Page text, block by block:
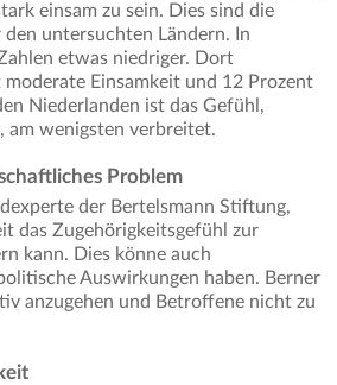
einsam zu sein. Dies sind die
untersuchten Ländern. In
etwas niedriger. Dort
Einsamkeit und 12 Prozent
Niederlanden ist das Gefühl,
am wenigsten verbreitet.
Problem
der Bertelsmann Stiftung,
das Zugehörigkeitsgefühl zur
kann. Dies könne auch
Auswirkungen haben. Berner
anzugehen und Betroffene nicht zu